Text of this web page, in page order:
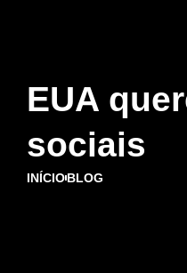
EUA
sociais
INÍCIOBLOG